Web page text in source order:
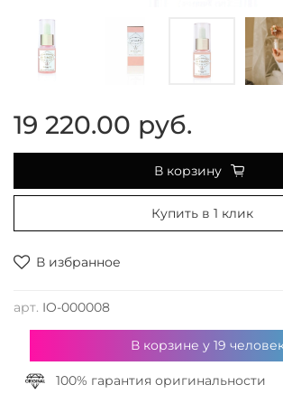
В избранное
арт. IO-000008
19 220.00 руб.
В корзину
Купить в 1 клик
В корзине у 19
100% гарантия оригинальности